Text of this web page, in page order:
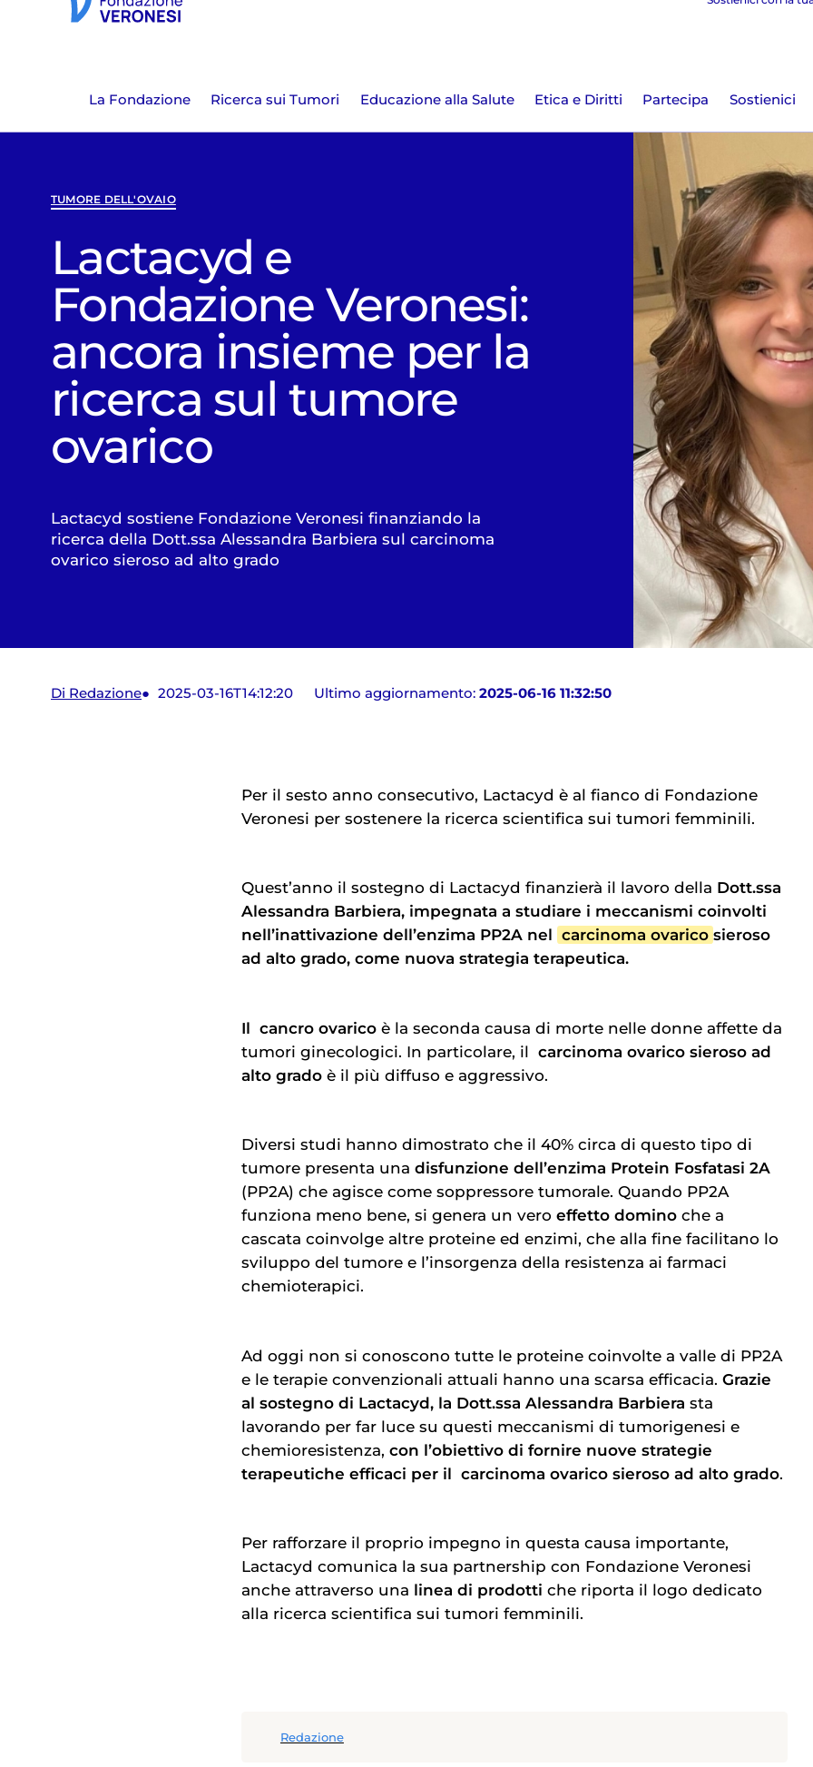
La Fondazione Ricerca sui Tumori Educazione alla Salute Etica e Diritti Partecipa Sostienici
TUMORE DELL'OVAIO
Lactacyd e
Fondazione Veronesi:
ancora insieme per la
ricerca sul tumore
ovarico
Lactacyd sostiene Fondazione Veronesi finanziando la
ricerca della Dott.ssa Alessandra Barbiera sul carcinoma
ovarico sieroso ad alto grado
Di Redazione 2025-03-16T14:12:20 Ultimo aggiornamento: 2025-06-16 11:32:50
Per il sesto anno consecutivo, Lactacyd è al fianco di Fondazione
Veronesi per sostenere la ricerca scientifica sui tumori femminili.
Quest’anno il sostegno di Lactacyd finanzierà il lavoro della Dott.ssa
Alessandra Barbiera, impegnata a studiare i meccanismi coinvolti
nell’inattivazione dell’enzima PP2A nel carcinoma ovarico sieroso
ad alto grado, come nuova strategia terapeutica.
Il cancro ovarico è la seconda causa di morte nelle donne affette da
tumori ginecologici. In particolare, il carcinoma ovarico sieroso ad
alto grado è il più diffuso e aggressivo.
Diversi studi hanno dimostrato che il 40% circa di questo tipo di
tumore presenta una disfunzione dell’enzima Protein Fosfatasi 2A
(PP2A) che agisce come soppressore tumorale. Quando PP2A
funziona meno bene, si genera un vero effetto domino che a
cascata coinvolge altre proteine ed enzimi, che alla fine facilitano lo
sviluppo del tumore e l’insorgenza della resistenza ai farmaci
chemioterapici.
Ad oggi non si conoscono tutte le proteine coinvolte a valle di PP2A
e le terapie convenzionali attuali hanno una scarsa efficacia. Grazie
al sostegno di Lactacyd, la Dott.ssa Alessandra Barbiera sta
lavorando per far luce su questi meccanismi di tumorigenesi e
chemioresistenza, con l’obiettivo di fornire nuove strategie
terapeutiche efficaci per il carcinoma ovarico sieroso ad alto grado.
Per rafforzare il proprio impegno in questa causa importante,
Lactacyd comunica la sua partnership con Fondazione Veronesi
anche attraverso una linea di prodotti che riporta il logo dedicato
alla ricerca scientifica sui tumori femminili.
Redazione